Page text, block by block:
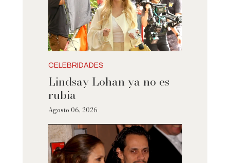
CELEBRIDADES
Lindsay Lohan ya no es
rubia
Agosto 06, 2026